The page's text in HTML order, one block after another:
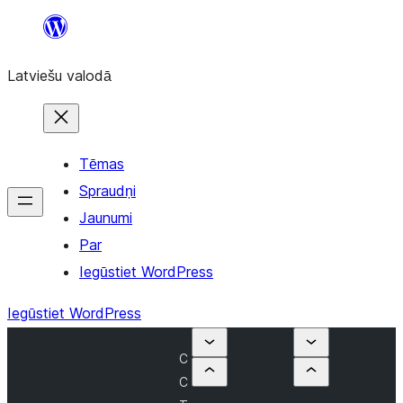
Pāriet
saturu
Latviešu valodā
Tēmas
Spraudņi
Jaunumi
Par
Iegūstiet WordPress
Iegūstiet WordPress
C
C